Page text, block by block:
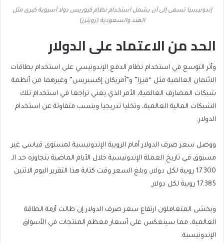
إندونيسيا تسعى إلى أن يشمل استخدام نظام كيوريس دولا آسيوية كبرى مثل
الهند والسعودية (رويترز)
الحد من الاعتماد على الدولار
وأثر التوسع في استخدام نظام الدفع الإندونيسي على استخدام بطاقات
الائتمان العالمية مثل “فيزا” و”أمريكان إكسبريس” وغيرهما من أنظمة
شبكات المصارف العالمية، الأمر الذي يعني تراجعا في استخدام تلك
الشبكات المالية العالمية، وتخليا تدريجيا وبنسب متفاوتة عن استخدام
الدولار.
ووصل سعر صرف الدولار أمام الروبية الإندونيسية لمستوى قياسي غير
مسبوق في تاريخ العملة الإندونيسية خلال الأيام الماضية بتجاوزه حد الـ
17.300 روبية لكل دولار، وبلغ السعر وقت كتابة هذا التقرير اليوم الاثنين
17.385 روبية لكل دولار.
ويخشى المتعاملون ارتفاع سعر صرف الدولار إن طالت أزمة الطاقة
العالمية، مما سينعكس على أسعار معظم المنتجات في الأسواق
الإندونيسية.